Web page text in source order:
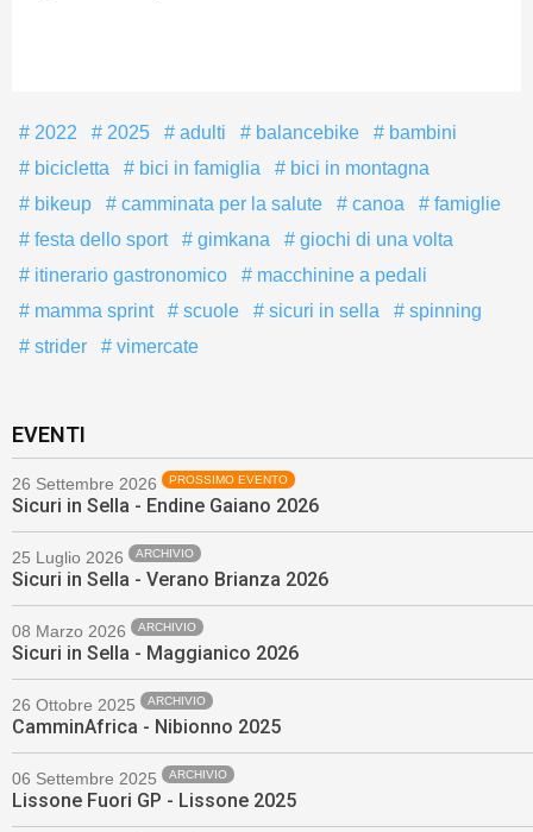
2022 2025 adulti balancebike
bambini
bicicletta
bici in famiglia
bici in montagna
bikeup
camminata per la salute canoa
famiglie
festa dello sport
gimkana
giochi di una volta
itinerario gastronomico
macchinine a pedali
mamma sprint
scuole sicuri in sella
spinning
strider
vimercate
EVENTI
26 Settembre 2026 PROSSIMO EVENTO
Sicuri in Sella - Endine Gaiano 2026
25 Luglio 2026 ARCHIVIO
Sicuri in Sella - Verano Brianza 2026
08 Marzo 2026 ARCHIVIO
Sicuri in Sella - Maggianico 2026
26 Ottobre 2025 ARCHIVIO
CamminAfrica - Nibionno 2025
06 Settembre 2025 ARCHIVIO
Lissone Fuori GP - Lissone 2025